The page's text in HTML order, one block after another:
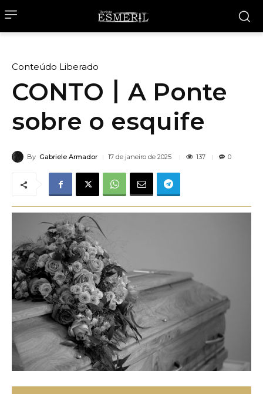
Conteúdo Liberado
CONTO丨A Ponte
sobre o esquife
By Gabriele Armador 17 de janeiro de 2025 137 0